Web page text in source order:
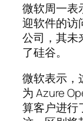
微软周一表
迎软件的访
公司，其未
了硅谷。
微软表示，
为 Azure
算客户进行